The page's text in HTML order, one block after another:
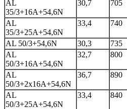
AL
35/3+16A+54,6N
30,7 705
AL
35/3+25A+54,6N
33,4 740
AL 50/3+54,6N 30,3 735
AL
50/3+16A+54,6N
32,7 800
AL
50/3+2x16A+54,6N
36,7 890
AL
50/3+25A+54,6N
33,4 840